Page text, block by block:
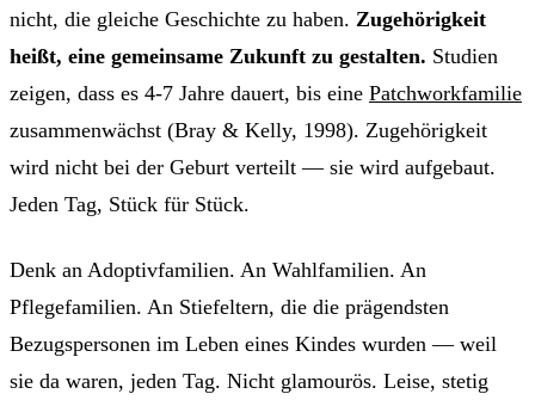
nicht, die gleiche Geschichte zu haben. Zugehörigkeit
heißt, eine gemeinsame Zukunft zu gestalten. Studien
zeigen, dass es 4-7 Jahre dauert, bis eine Patchworkfamilie
zusammenwächst (Bray & Kelly, 1998). Zugehörigkeit
wird nicht bei der Geburt verteilt — sie wird aufgebaut.
Jeden Tag, Stück für Stück.
Denk an Adoptivfamilien. An Wahlfamilien. An
Pflegefamilien. An Stiefeltern, die die prägendsten
Bezugspersonen im Leben eines Kindes wurden — weil
sie da waren, jeden Tag. Nicht glamourös. Leise, stetig